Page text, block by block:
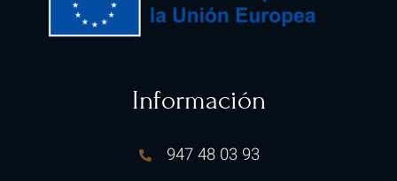
Información
947 48 03 93